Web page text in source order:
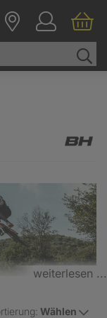
weiterlesen ...
Wählen